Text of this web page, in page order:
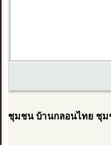
ชุมชน บ้านกลอนไทย ชุม